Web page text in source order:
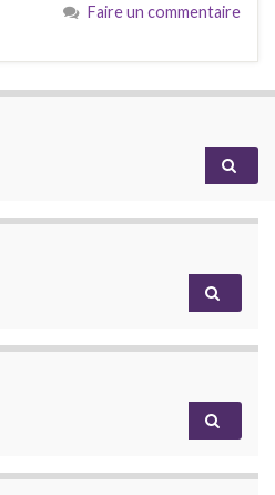
Faire un commentaire